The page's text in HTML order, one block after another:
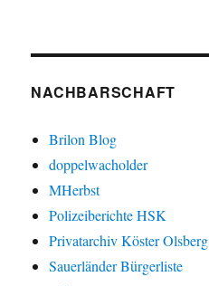
NACHBARSCHAFT
Brilon Blog
doppelwacholder
MHerbst
Polizeiberichte HSK
Privatarchiv Köster Olsberg
Sauerländer Bürgerliste